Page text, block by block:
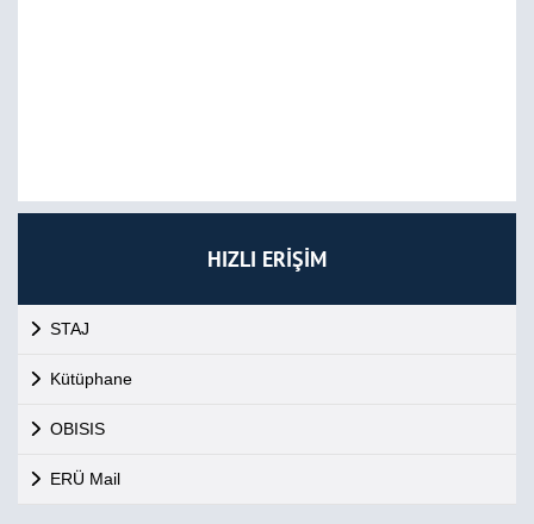
HIZLI ERİŞİM
STAJ
Kütüphane
OBISIS
ERÜ Mail